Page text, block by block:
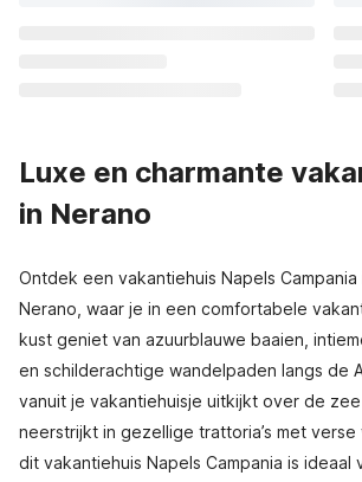
Luxe en charmante
in Nerano
Ontdek een vakantiehuis Napels
Nerano, waar je in een comfortabele
kust geniet van azuurblauwe baaien,
en schilderachtige wandelpaden langs de
vanuit je vakantiehuisje uitkijkt over de zee
neerstrijkt in gezellige trattoria’s met verse
dit vakantiehuis Napels Campania is ideaal